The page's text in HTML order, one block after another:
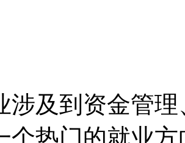
涉及到资金管
个热门的就业